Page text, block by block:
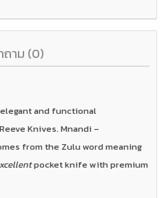
ถาม (0)
and functional
Knives. Mnandi –
from the Zulu word meaning
pocket knife with premium